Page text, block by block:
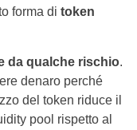
forma di token
da qualche rischio.
denaro perché
del token riduce il
pool rispetto al